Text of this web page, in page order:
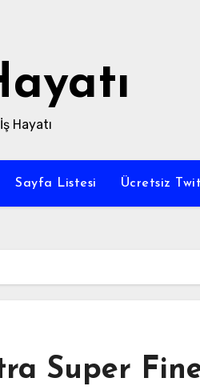
İş Hayatı
Sayfa Listesi Ücretsiz
Super